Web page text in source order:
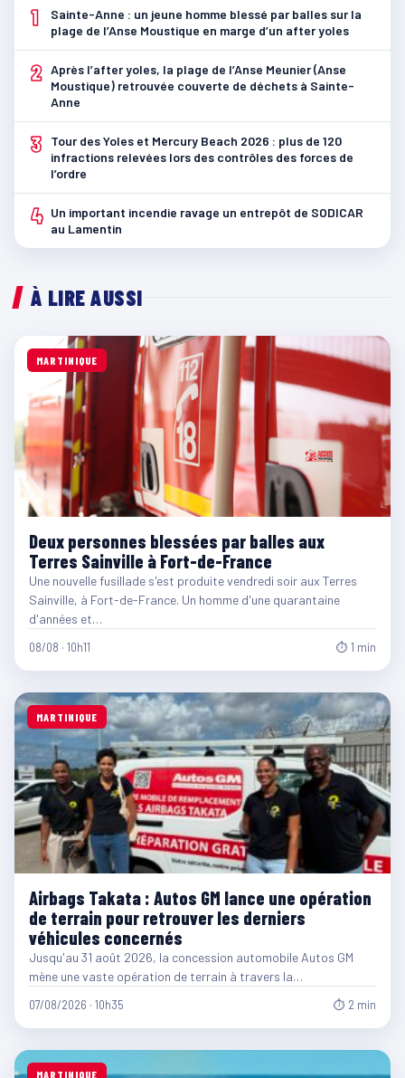
1
Sainte-Anne : un jeune homme blessé par balles sur la
plage de l’Anse Moustique en marge d’un after yoles
2 Après l’after yoles, la plage de l’Anse Meunier (Anse
Moustique) retrouvée couverte de déchets à Sainte-
Anne
3
Tour des Yoles et Mercury Beach 2026 : plus de 120
infractions relevées lors des contrôles des forces de
l’ordre
4 Un important incendie ravage un entrepôt de SODICAR
au Lamentin
À LIRE AUSSI
MARTINIQUE
Deux personnes blessées par balles aux
Terres Sainville à Fort-de-France
Une nouvelle fusillade s'est produite vendredi soir aux Terres
Sainville, à Fort-de-France. Un homme d'une quarantaine
d'années et…
08/08 · 10h11 ⏱ 1 min
MARTINIQUE
Airbags Takata : Autos GM lance une opération
de terrain pour retrouver les derniers
véhicules concernés
Jusqu'au 31 août 2026, la concession automobile Autos GM
mène une vaste opération de terrain à travers la…
07/08/2026 · 10h35 ⏱ 2 min
MARTINIQUE